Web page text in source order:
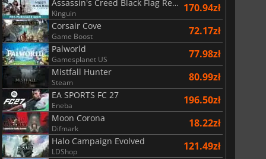
Assassin's Creed Black Flag Resynced
Kinguin 170.94zł
Corsair Cove
Game Boost 72.17zł
Palworld
Gamesplanet US 77.98zł
Mistfall Hunter
Steam 80.99zł
EA SPORTS FC 27
Eneba 196.50zł
Moon Corona
Difmark 18.22zł
Halo Campaign Evolved
LDShop 121.49zł